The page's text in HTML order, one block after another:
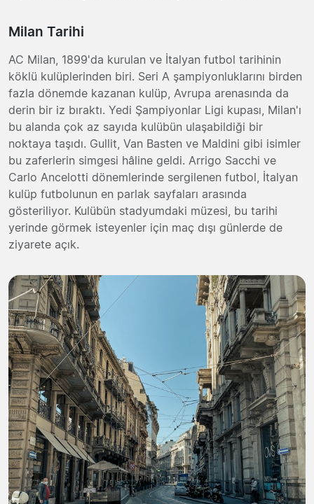
Milan Tarihi
AC Milan, 1899'da kurulan ve İtalyan futbol tarihinin
köklü kulüplerinden biri. Seri A şampiyonluklarını birden
fazla dönemde kazanan kulüp, Avrupa arenasında da
derin bir iz bıraktı. Yedi Şampiyonlar Ligi kupası, Milan'ı
bu alanda çok az sayıda kulübün ulaşabildiği bir
noktaya taşıdı. Gullit, Van Basten ve Maldini gibi isimler
bu zaferlerin simgesi hâline geldi. Arrigo Sacchi ve
Carlo Ancelotti dönemlerinde sergilenen futbol, İtalyan
kulüp futbolunun en parlak sayfaları arasında
gösteriliyor. Kulübün stadyumdaki müzesi, bu tarihi
yerinde görmek isteyenler için maç dışı günlerde de
ziyarete açık.